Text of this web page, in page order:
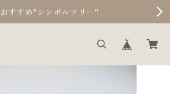
おすすめ”シンボルツリー”